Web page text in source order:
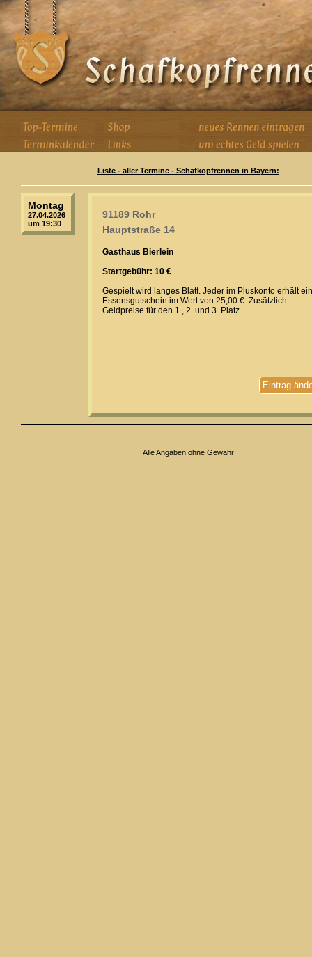
Liste - aller Termine - Schafkopfrennen in Bayern:
Montag
27.04.2026
um 19:30
91189 Rohr
Hauptstraße 14
Gasthaus Bierlein
Startgebühr: 10 €
Gespielt wird langes Blatt. Jeder im Pluskonto erhält
Essensgutschein im Wert von 25,00 €. Zusätzlich
Geldpreise für den 1., 2. und 3. Platz.
Eintrag
Alle Angaben ohne Gewähr